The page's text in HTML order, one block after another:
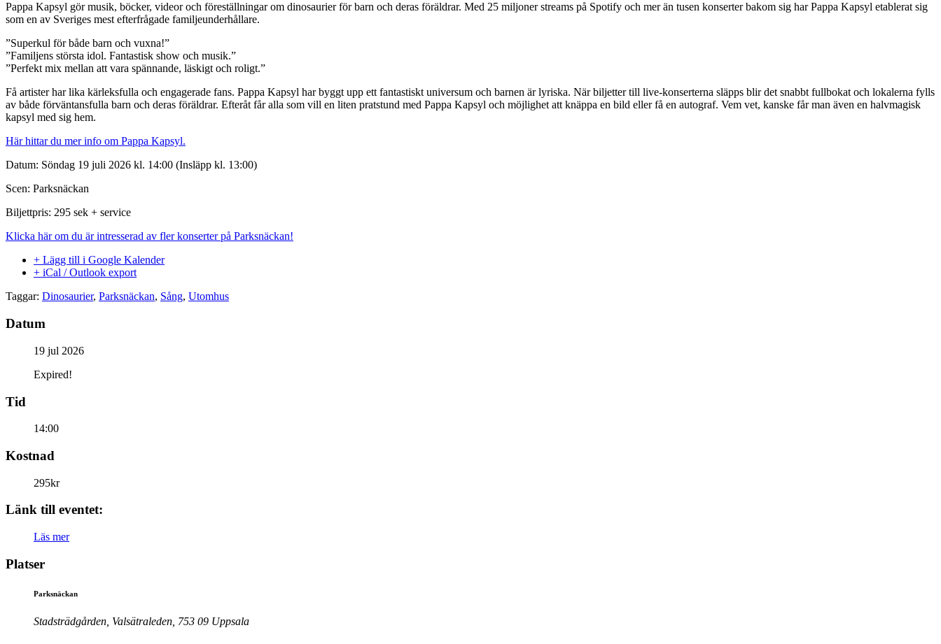
Pappa Kapsyl gör musik, böcker, videor och föreställningar om dinosaurier för barn och deras föräldrar. Med 25 miljoner streams på Spotify och mer än tusen konserter bakom sig har Pappa Kapsyl etablerat sig
som en av Sveriges mest efterfrågade familjeunderhållare.
”Superkul för både barn och vuxna!”
”Familjens största idol. Fantastisk show och musik.”
”Perfekt mix mellan att vara spännande, läskigt och roligt.”
Få artister har lika kärleksfulla och engagerade fans. Pappa Kapsyl har byggt upp ett fantastiskt universum och barnen är lyriska. När biljetter till live-konserterna släpps blir det snabbt fullbokat och lokalerna fylls
av både förväntansfulla barn och deras föräldrar. Efteråt får alla som vill en liten pratstund med Pappa Kapsyl och möjlighet att knäppa en bild eller få en autograf. Vem vet, kanske får man även en halvmagisk
kapsyl med sig hem.
Här hittar du mer info om Pappa Kapsyl.
Datum: Söndag 19 juli 2026 kl. 14:00 (Insläpp kl. 13:00)
Scen: Parksnäckan
Biljettpris: 295 sek + service
Klicka här om du är intresserad av fler konserter på Parksnäckan!
+ Lägg till i Google Kalender
+ iCal / Outlook export
Taggar: Dinosaurier, Parksnäckan, Sång, Utomhus
Datum
19 jul 2026
Expired!
Tid
14:00
Kostnad
295kr
Länk till eventet:
Läs mer
Platser
Parksnäckan
Stadsträdgården, Valsätraleden, 753 09 Uppsala